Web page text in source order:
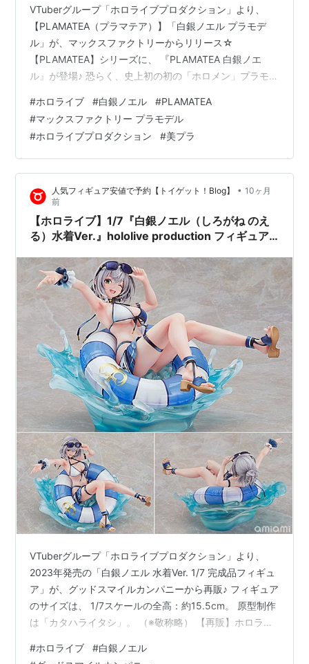
VTuberグループ「ホロライブプロダクション」より、
【PLAMATEA（プラマテア）】「白銀ノエル プラモデ
ル」が、マックスファクトリーからリリース☆
【PLAMATEA】シリーズに、 『PLAMATEA 白銀ノエ
ル』が登場♪ 恐らく、史上初の初の「ホロメン」プラモデ
顔」「怒り顔」の全3種♪ 2023年4月発売の『figma 白銀
ノエル』と「表情」パーツのパターンが同じなので、サ
イズは違うけど「figma 白銀ノエル」の造形データをベ
ースに型起ししたのかな？ もしそうなら、過去に発売の
【ホロライブfigma】は（一部を除いて）キット化される
カ…
#ホロライブ #白銀ノエル #PLAMATEA
#マックスファクトリー プラモデル
#ホロライブプロダクション #美プラ
人気フィギュア安値で予約【トイゲット！Blog】 • 10ヶ月
前
【ホロライブ】1/7『白銀ノエル（しろがね のえ
る）水着Ver.』hololive production フィギュア
月再販予定♪
VTuberグループ「ホロライブプロダクション」より、
2023年発売の「白銀ノエル 水着Ver. 1/7 完成品フィギュ
ア」が、グッドスマイルカンパニーから再販♪ フィギュア
のサイズは、 1/7スケールの全高：約15.5cm。 原型制作
は「カタハライタシ」。 （※敬称略） 【再販】ホロライ
ギュアは、グッドスマイルカンパニーより2025年09月発
#ホロライブ #白銀ノエル